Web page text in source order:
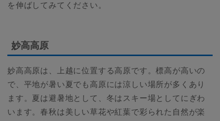
を伸ばしてみてください。
妙高高原
妙高高原は、上越に位置する高原です。標高が高いの
で、平地が暑い夏でも高原には涼しい場所が多くあり
ます。夏は避暑地として、冬はスキー場としてにぎわ
います。春秋は美しい草花や紅葉で彩られた自然が楽